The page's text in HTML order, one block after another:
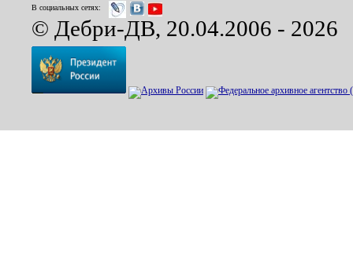
В социальных сетях:
© Дебри-ДВ, 20.04.2006 - 2026